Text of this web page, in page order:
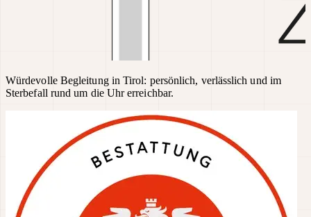
Würdevolle Begleitung in Tirol: persönlich, verlässlich und im
Sterbefall rund um die Uhr erreichbar.